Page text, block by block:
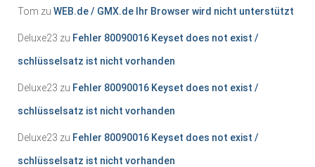
Tom zu WEB.de / GMX.de Ihr Browser wird nicht unterstützt
Deluxe23 zu Fehler 80090016 Keyset does not exist /
schlüsselsatz ist nicht vorhanden
Deluxe23 zu Fehler 80090016 Keyset does not exist /
schlüsselsatz ist nicht vorhanden
Deluxe23 zu Fehler 80090016 Keyset does not exist /
schlüsselsatz ist nicht vorhanden